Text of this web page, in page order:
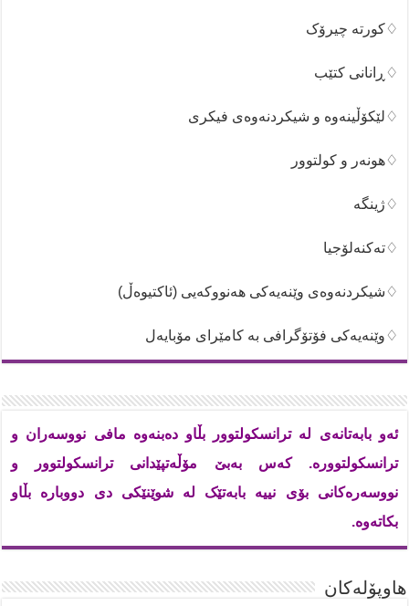
♢کورتە چیرۆک
♢ڕانانی کتێب
♢لێکۆڵینەوە و شیکردنەوەی فیکری
♢هونەر و کولتوور
♢ژینگە
♢تەکنەلۆجیا
♢شیکردنەوەی وێنەیەکی هەنووکەیی (ئاکتیوەڵ)
♢وێنەیەکی فۆتۆگرافی بە کامێرای مۆبایەل
ئەو بابەتانەی لە ترانسکولتوور بڵاو دەبنەوە مافی نووسەران و
ترانسکولتوورە. کەس بەبێ مۆڵەتپێدانی ترانسکولتوور و
نووسەرەکانی بۆی نییە بابەتێک لە شوێنێکی دی دووبارە بڵاو
بکاتەوە.
هاوپۆله‌كان